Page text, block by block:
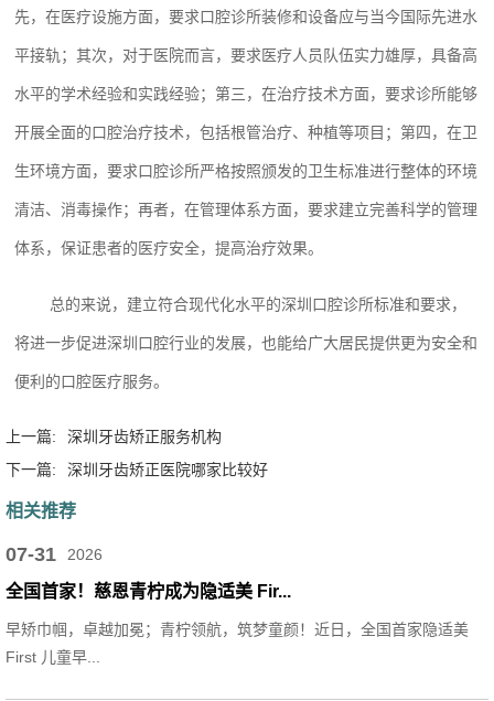
先，在医疗设施方面，要求口腔诊所装修和设备应与当今国际先进水
平接轨；其次，对于医院而言，要求医疗人员队伍实力雄厚，具备高
水平的学术经验和实践经验；第三，在治疗技术方面，要求诊所能够
开展全面的口腔治疗技术，包括根管治疗、种植等项目；第四，在卫
生环境方面，要求口腔诊所严格按照颁发的卫生标准进行整体的环境
清洁、消毒操作；再者，在管理体系方面，要求建立完善科学的管理
体系，保证患者的医疗安全，提高治疗效果。
总的来说，建立符合现代化水平的深圳口腔诊所标准和要求，
将进一步促进深圳口腔行业的发展，也能给广大居民提供更为安全和
便利的口腔医疗服务。
上一篇:
深圳牙齿矫正服务机构
下一篇:
深圳牙齿矫正医院哪家比较好
相关推荐
07-31 2026
全国首家！慈恩青柠成为隐适美 Fir...
早矫巾帼，卓越加冕；青柠领航，筑梦童颜！近日，全国首家隐适美
First 儿童早...